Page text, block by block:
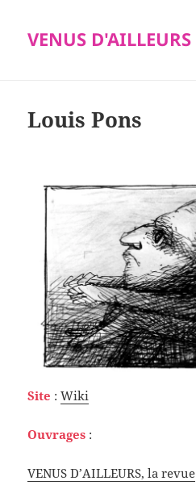
VENUS D'AILLEURS
Louis Pons
Site :Wiki
Ouvrages :
VENUS D’AILLEURS, la revue